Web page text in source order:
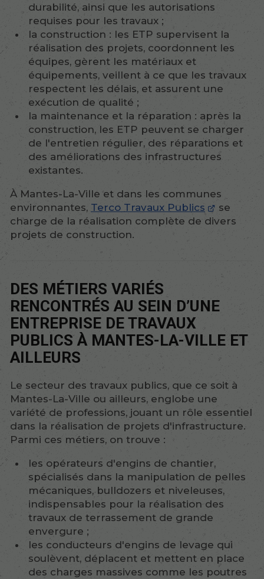
durabilité, ainsi que les autorisations
requises pour les travaux ;
la construction : les ETP supervisent la
réalisation des projets, coordonnent les
équipes, gèrent les matériaux et
équipements, veillent à ce que les travaux
respectent les délais, et assurent une
exécution de qualité ;
la maintenance et la réparation : après la
construction, les ETP peuvent se charger
de l'entretien régulier, des réparations et
des améliorations des infrastructures
existantes.
À Mantes-La-Ville et dans les communes
environnantes, Terco Travaux Publics
se
charge de la réalisation complète de divers
projets de construction.
DES MÉTIERS VARIÉS
RENCONTRÉS AU SEIN D’UNE
ENTREPRISE DE TRAVAUX
PUBLICS À MANTES-LA-VILLE ET
AILLEURS
Le secteur des travaux publics, que ce soit à
Mantes-La-Ville ou ailleurs, englobe une
variété de professions, jouant un rôle essentiel
dans la réalisation de projets d'infrastructure.
Parmi ces métiers, on trouve :
les opérateurs d'engins de chantier,
spécialisés dans la manipulation de pelles
mécaniques, bulldozers et niveleuses,
indispensables pour la réalisation des
travaux de terrassement de grande
envergure ;
les conducteurs d'engins de levage qui
soulèvent, déplacent et mettent en place
des charges massives comme les poutres